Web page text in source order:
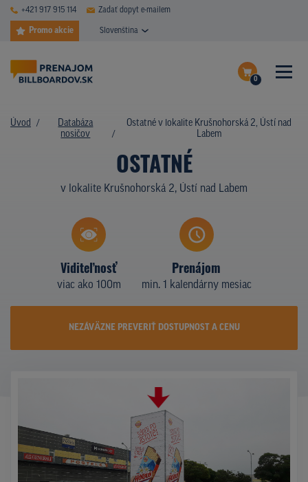
+421 917 915 114 Zadať dopyt e-mailem
Promo akcie Slovenština
0
Dokončiť dopyt
Zobraziť nosiče na mape
DATABÁZA NOSIČOV
PLOCHY V AKCII
CENY
TYPY NOSIČOV
KTO SME
KONTAKTY
Úvod
Databáza
nosičov
Ostatné v lokalite Krušnohorská 2, Ústí nad
Labem
OSTATNÉ
v lokalite Krušnohorská 2, Ústí nad Labem
Viditeľnosť
viac ako 100m
Prenájom
min. 1 kalendárny mesiac
NEZÁVÄZNE PREVERIŤ DOSTUPNOST A CENU